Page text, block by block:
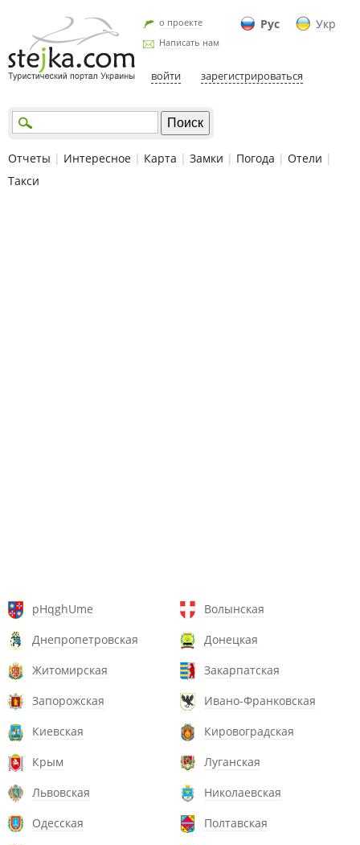
Рус Укр
о проекте
Написать нам
войти зарегистрироваться
Отчеты | Интересное | Карта | Замки | Погода | Отели |
Такси
pHqghUme
Волынская
Днепропетровская
Донецкая
Житомирская
Закарпатская
Запорожская
Ивано-Франковская
Киевская
Кировоградская
Крым
Луганская
Львовская
Николаевская
Одесская
Полтавская